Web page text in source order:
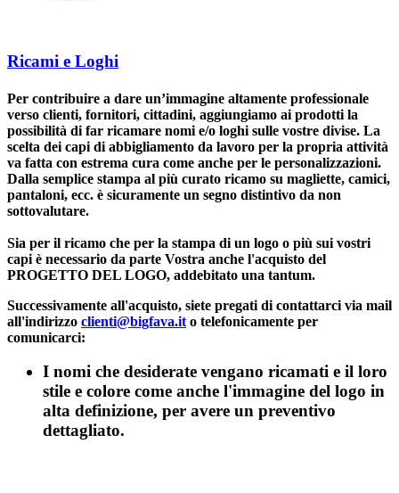
Ricami e Loghi
Per contribuire a dare un’immagine altamente professionale
verso clienti, fornitori, cittadini, aggiungiamo ai prodotti la
possibilità di far ricamare nomi e/o loghi sulle vostre divise. La
scelta dei capi di abbigliamento da lavoro per la propria attività
va fatta con estrema cura come anche per le personalizzazioni.
Dalla semplice stampa al più curato ricamo su magliette, camici,
pantaloni, ecc. è sicuramente un segno distintivo da non
sottovalutare.
Sia per il ricamo che per la stampa di un logo o più sui vostri
capi è necessario da parte Vostra anche l'acquisto del
PROGETTO DEL LOGO, addebitato una tantum.
Successivamente all'acquisto, siete pregati di contattarci via mail
all'indirizzo clienti@bigfava.it o telefonicamente per
comunicarci:
I nomi che desiderate vengano ricamati e il loro
stile e colore come anche l'immagine del logo in
alta definizione, per avere un preventivo
dettagliato.